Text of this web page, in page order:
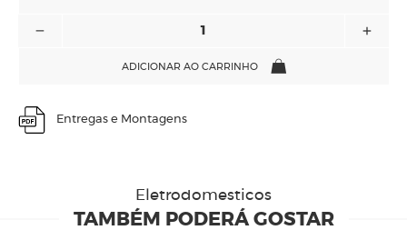
ADICIONAR AO CARRINHO
Entregas e Montagens
Eletrodomesticos
TAMBÉM PODERÁ GOSTAR